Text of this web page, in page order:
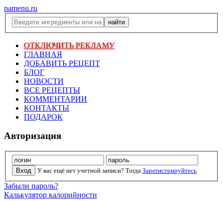
namenu.ru
ОТКЛЮЧИТЬ РЕКЛАМУ
ГЛАВНАЯ
ДОБАВИТЬ РЕЦЕПТ
БЛОГ
НОВОСТИ
ВСЕ РЕЦЕПТЫ
КОММЕНТАРИИ
КОНТАКТЫ
ПОДАРОК
Авторизация
У вас ещё нет учетной записи? Тогда Зарегистрируйтесь
Забыли пароль?
Калькулятор калорийности